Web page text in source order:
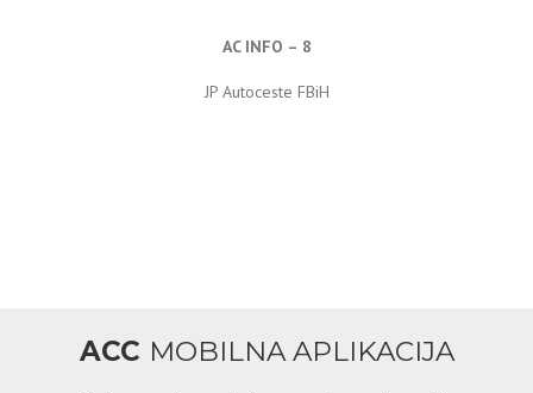
AC INFO – 8
JP Autoceste FBiH
ACC MOBILNA APLIKACIJA